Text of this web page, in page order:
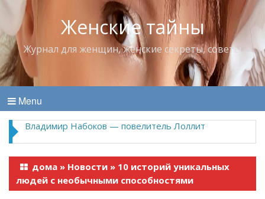
Женские тайны
Журнал для женщин, женские секреты, советы
Menu
Владимир Набоков — повелитель Лоллит
дома » Новости » 10 историй уникальных
людей с необычными способностями